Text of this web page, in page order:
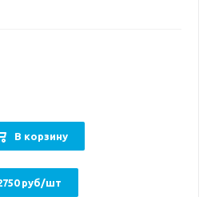
В корзину
руб/шт